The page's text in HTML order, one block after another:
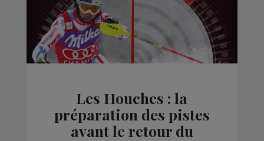
Les Houches : la
préparation des pistes
avant le retour du